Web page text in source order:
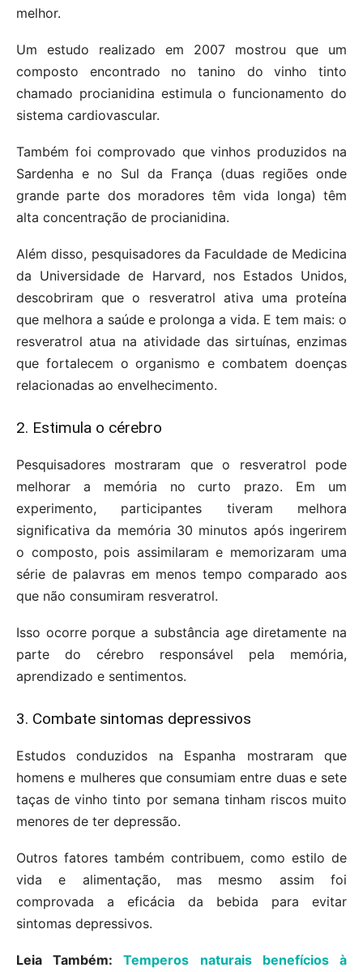
melhor.
Um estudo realizado em 2007 mostrou que um
composto encontrado no tanino do vinho tinto
chamado procianidina estimula o funcionamento do
sistema cardiovascular.
Também foi comprovado que vinhos produzidos na
Sardenha e no Sul da França (duas regiões onde
grande parte dos moradores têm vida longa) têm
alta concentração de procianidina.
Além disso, pesquisadores da Faculdade de Medicina
da Universidade de Harvard, nos Estados Unidos,
descobriram que o resveratrol ativa uma proteína
que melhora a saúde e prolonga a vida. E tem mais: o
resveratrol atua na atividade das sirtuínas, enzimas
que fortalecem o organismo e combatem doenças
relacionadas ao envelhecimento.
2. Estimula o cérebro
Pesquisadores mostraram que o resveratrol pode
melhorar a memória no curto prazo. Em um
experimento, participantes tiveram melhora
significativa da memória 30 minutos após ingerirem
o composto, pois assimilaram e memorizaram uma
série de palavras em menos tempo comparado aos
que não consumiram resveratrol.
Isso ocorre porque a substância age diretamente na
parte do cérebro responsável pela memória,
aprendizado e sentimentos.
3. Combate sintomas depressivos
Estudos conduzidos na Espanha mostraram que
homens e mulheres que consumiam entre duas e sete
taças de vinho tinto por semana tinham riscos muito
menores de ter depressão.
Outros fatores também contribuem, como estilo de
vida e alimentação, mas mesmo assim foi
comprovada a eficácia da bebida para evitar
sintomas depressivos.
Leia Também:Temperos naturais benefícios à